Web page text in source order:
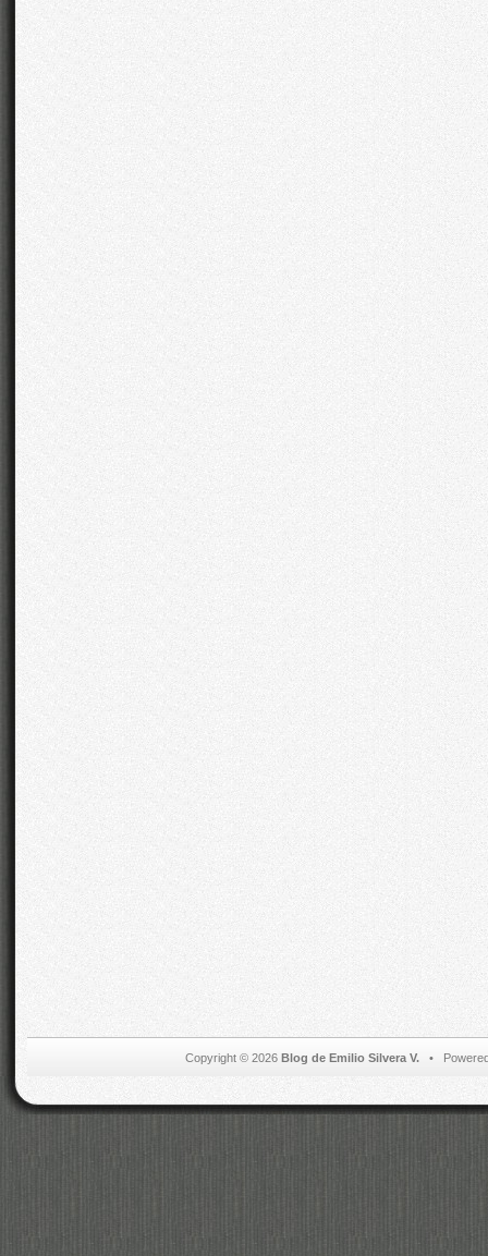
Copyright © 2026 Blog de Emilio Silvera V.•